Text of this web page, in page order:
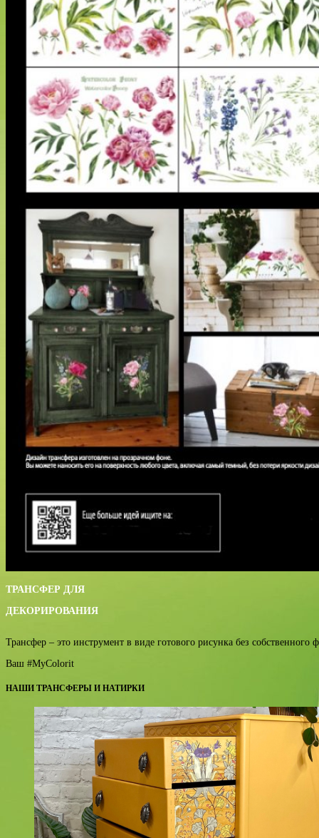
ТРАНСФЕР ДЛЯ
ДЕКОРИРОВАНИЯ
Трансфер – это инструмент в виде готового рисунка без
Ваш #MyColorit
НАШИ ТРАНСФЕРЫ И НАТИРКИ